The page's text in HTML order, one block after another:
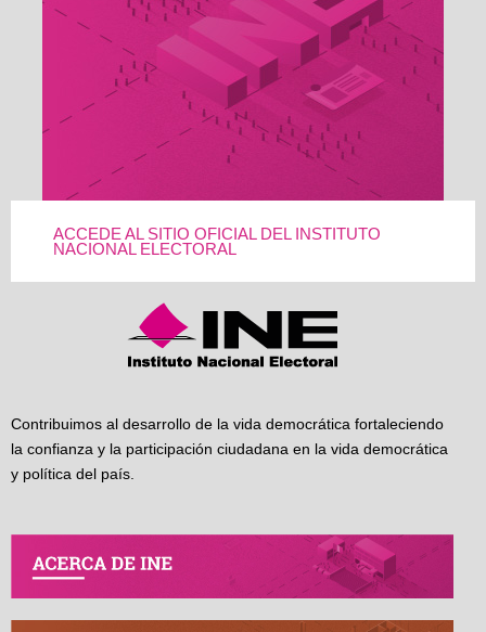
ACCEDE AL SITIO OFICIAL DEL INSTITUTO
NACIONAL ELECTORAL
Contribuimos al desarrollo de la vida democrática fortaleciendo
la confianza y la participación ciudadana en la vida democrática
y política del país.